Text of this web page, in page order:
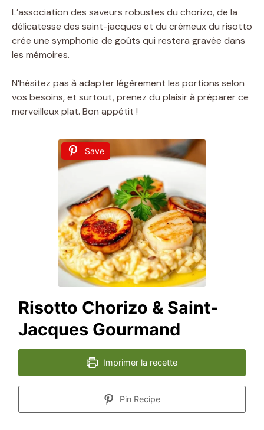
L’association des saveurs robustes du chorizo, de la
délicatesse des saint-jacques et du crémeux du risotto
crée une symphonie de goûts qui restera gravée dans
les mémoires.
N’hésitez pas à adapter légèrement les portions selon
vos besoins, et surtout, prenez du plaisir à préparer ce
merveilleux plat. Bon appétit !
Save
Risotto Chorizo & Saint-
Jacques Gourmand
Imprimer la recette
Pin Recipe